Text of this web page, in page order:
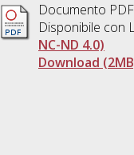
Documento
Disponibile con
NC-ND 4.0)
Download